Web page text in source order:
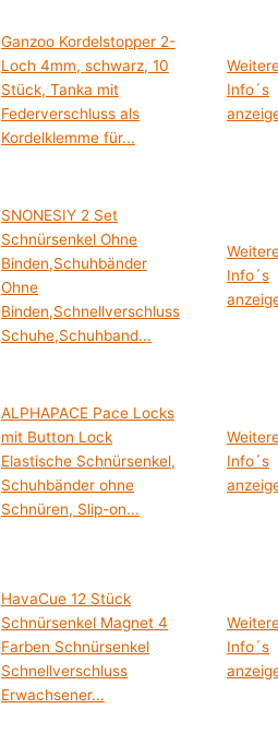
Ganzoo Kordelstopper 2-
Loch 4mm, schwarz, 10
Stück, Tanka mit
Federverschluss als
Kordelklemme für...
Info´s
SNONESIY 2 Set
Schnürsenkel Ohne
Binden,Schuhbänder
Ohne
Binden,Schnellverschluss
Schuhe,Schuhband...
Info´s
ALPHAPACE Pace Locks
mit Button Lock
Elastische Schnürsenkel,
Schuhbänder ohne
Schnüren, Slip-on...
Info´s
HavaCue 12 Stück
Schnürsenkel Magnet 4
Farben Schnürsenkel
Schnellverschluss
Erwachsener...
Info´s